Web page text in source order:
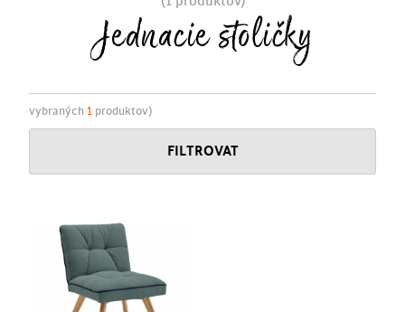
Jednacie stoličky
vybraných 1 produktov)
FILTROVAT